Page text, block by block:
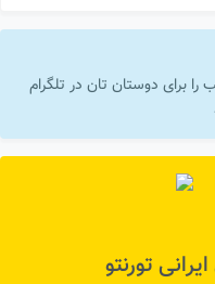
برای دوستان تان در تلگرام
تورنتو